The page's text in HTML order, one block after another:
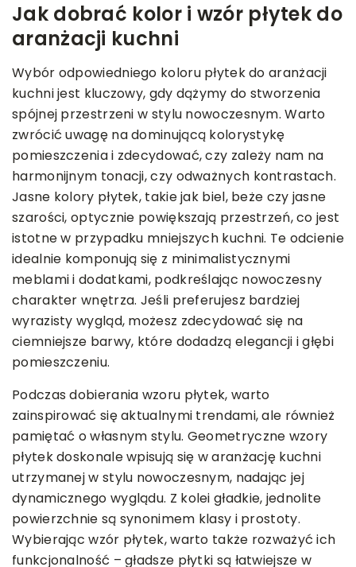
Jak dobrać kolor i wzór płytek do
aranżacji kuchni
Wybór odpowiedniego koloru płytek do aranżacji
kuchni jest kluczowy, gdy dążymy do stworzenia
spójnej przestrzeni w stylu nowoczesnym. Warto
zwrócić uwagę na dominującą kolorystykę
pomieszczenia i zdecydować, czy zależy nam na
harmonijnym tonacji, czy odważnych kontrastach.
Jasne kolory płytek, takie jak biel, beże czy jasne
szarości, optycznie powiększają przestrzeń, co jest
istotne w przypadku mniejszych kuchni. Te odcienie
idealnie komponują się z minimalistycznymi
meblami i dodatkami, podkreślając nowoczesny
charakter wnętrza. Jeśli preferujesz bardziej
wyrazisty wygląd, możesz zdecydować się na
ciemniejsze barwy, które dodadzą elegancji i głębi
pomieszczeniu.
Podczas dobierania wzoru płytek, warto
zainspirować się aktualnymi trendami, ale również
pamiętać o własnym stylu. Geometryczne wzory
płytek doskonale wpisują się w aranżację kuchni
utrzymanej w stylu nowoczesnym, nadając jej
dynamicznego wyglądu. Z kolei gładkie, jednolite
powierzchnie są synonimem klasy i prostoty.
Wybierając wzór płytek, warto także rozważyć ich
funkcjonalność – gładsze płytki są łatwiejsze w